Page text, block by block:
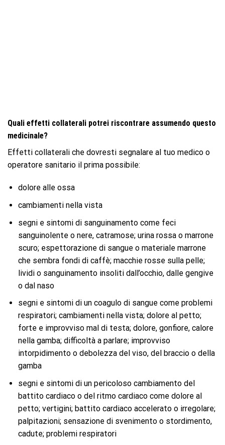
Quali effetti collaterali potrei riscontrare assumendo questo
medicinale?
Effetti collaterali che dovresti segnalare al tuo medico o
operatore sanitario il prima possibile:
dolore alle ossa
cambiamenti nella vista
segni e sintomi di sanguinamento come feci
sanguinolente o nere, catramose; urina rossa o marrone
scuro; espettorazione di sangue o materiale marrone
che sembra fondi di caffè; macchie rosse sulla pelle;
lividi o sanguinamento insoliti dall’occhio, dalle gengive
o dal naso
segni e sintomi di un coagulo di sangue come problemi
respiratori; cambiamenti nella vista; dolore al petto;
forte e improvviso mal di testa; dolore, gonfiore, calore
nella gamba; difficoltà a parlare; improvviso
intorpidimento o debolezza del viso, del braccio o della
gamba
segni e sintomi di un pericoloso cambiamento del
battito cardiaco o del ritmo cardiaco come dolore al
petto; vertigini; battito cardiaco accelerato o irregolare;
palpitazioni; sensazione di svenimento o stordimento,
cadute; problemi respiratori